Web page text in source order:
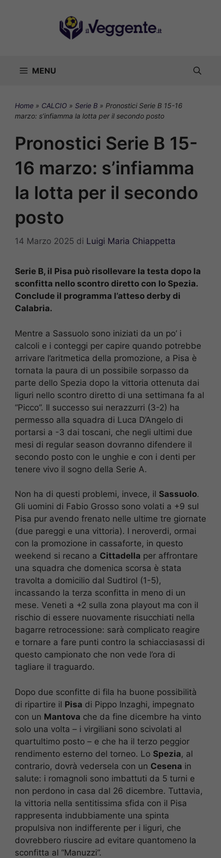
MENU
Home » CALCIO » Serie B » Pronostici Serie B 15-16
marzo: s’infiamma la lotta per il secondo posto
Pronostici Serie B 15-
16 marzo: s’infiamma
la lotta per il secondo
posto
14 Marzo 2025 di Luigi Maria Chiappetta
Serie B, il Pisa può risollevare la testa dopo la
sconfitta nello scontro diretto con lo Spezia.
Conclude il programma l’atteso derby di
Calabria.
Mentre a Sassuolo sono iniziati da un po’ i
calcoli e i conteggi per capire quando potrebbe
arrivare l’aritmetica della promozione, a Pisa è
tornata la paura di un possibile sorpasso da
parte dello Spezia dopo la vittoria ottenuta dai
liguri nello scontro diretto di una settimana fa al
“Picco”. Il successo sui nerazzurri (3-2) ha
permesso alla squadra di Luca D’Angelo di
portarsi a -3 dai toscani, che negli ultimi due
mesi di regular season dovranno difendere il
secondo posto con le unghie e con i denti per
tenere vivo il sogno della Serie A.
Non ha di questi problemi, invece, il Sassuolo.
Gli uomini di Fabio Grosso sono volati a +9 sul
Pisa pur avendo frenato nelle ultime tre giornate
(due pareggi e una vittoria). I neroverdi, ormai
con la promozione in cassaforte, in questo
weekend si recano a Cittadella per affrontare
una squadra che domenica scorsa è stata
travolta a domicilio dal Sudtirol (1-5),
incassando la terza sconfitta in meno di un
mese. Veneti a +2 sulla zona playout ma con il
rischio di essere nuovamente risucchiati nella
bagarre retrocessione: sarà complicato reagire
e tornare a fare punti contro la schiacciasassi di
questo campionato che non vede l’ora di
tagliare il traguardo.
Dopo due sconfitte di fila ha buone possibilità
di ripartire il Pisa di Pippo Inzaghi, impegnato
con un Mantova che da fine dicembre ha vinto
solo una volta – i virgiliani sono scivolati al
quartultimo posto – e che ha il terzo peggior
rendimento esterno del torneo. Lo Spezia, al
contrario, dovrà vedersela con un Cesena in
salute: i romagnoli sono imbattuti da 5 turni e
non perdono in casa dal 26 dicembre. Tuttavia,
la vittoria nella sentitissima sfida con il Pisa
rappresenta indubbiamente una spinta
propulsiva non indifferente per i liguri, che
dovrebbero riuscire ad evitare quantomeno la
sconfitta al “Manuzzi”.